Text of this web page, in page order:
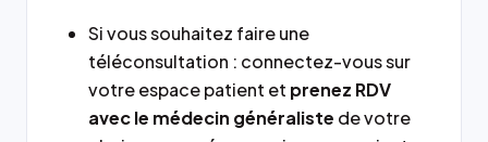
Si vous souhaitez faire une
téléconsultation : connectez-vous sur
votre espace patient et prenez RDV
avec le médecin généraliste de votre